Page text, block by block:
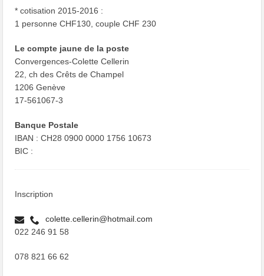
* cotisation 2015-2016 :
1 personne CHF130, couple CHF 230
Le compte jaune de la poste
Convergences-Colette Cellerin
22, ch des Crêts de Champel
1206 Genève
17-561067-3
Banque Postale
IBAN : CH28 0900 0000 1756 10673
BIC :
Inscription
colette.cellerin@hotmail.com
022 246 91 58
078 821 66 62